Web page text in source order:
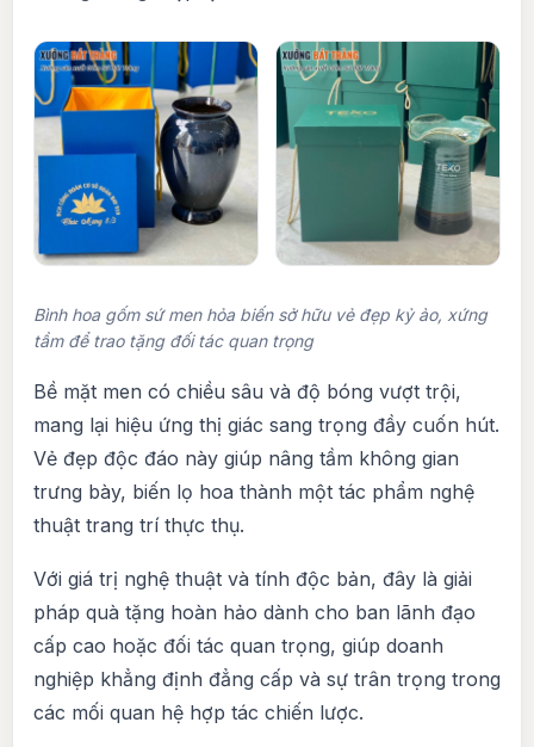
Bình hoa gốm sứ men hỏa biến sở hữu vẻ đẹp kỷ ảo, xứng
tầm để trao tặng đối tác quan trọng
Bề mặt men có chiều sâu và độ bóng vượt trội,
mang lại hiệu ứng thị giác sang trọng đầy cuốn hút.
Vẻ đẹp độc đáo này giúp nâng tầm không gian
trưng bày, biến lọ hoa thành một tác phẩm nghệ
thuật trang trí thực thụ.
Với giá trị nghệ thuật và tính độc bản, đây là giải
pháp quà tặng hoàn hảo dành cho ban lãnh đạo
cấp cao hoặc đối tác quan trọng, giúp doanh
nghiệp khẳng định đẳng cấp và sự trân trọng trong
các mối quan hệ hợp tác chiến lược.